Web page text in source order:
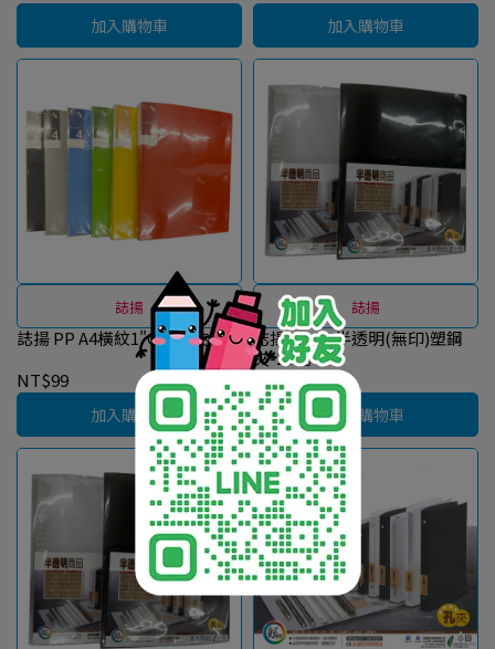
加入購物車 加入購物車
誌揚
誌揚 PP A4橫紋1"O型孔夾-4孔
NT$99
加入購物車
誌揚
誌揚 PP B5半透明(無印)塑鋼
夾-20孔
NT$49
加入購物車